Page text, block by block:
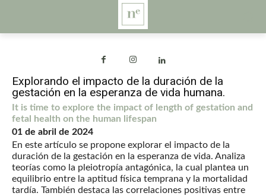
Explorando el impacto de la duración de la
gestación en la esperanza de vida humana.
It is time to explore the impact of length of gestation and
fetal health on the human lifespan
01 de abril de 2024
En este artículo se propone explorar el impacto de la
duración de la gestación en la esperanza de vida. Analiza
teorías como la pleiotropía antagónica, la cual plantea un
equilibrio entre la aptitud física temprana y la mortalidad
tardía. También destaca las correlaciones positivas entre